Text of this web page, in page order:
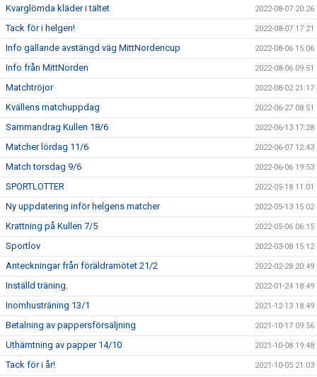
Kvarglömda kläder i tältet 2022-08-07 20:26
Tack för i helgen! 2022-08-07 17:21
Info gällande avstängd väg MittNordencup 2022-08-06 15:06
Info från MittNorden 2022-08-06 09:51
Matchtröjor 2022-08-02 21:17
Kvällens matchuppdag 2022-06-27 08:51
Sammandrag Kullen 18/6 2022-06-13 17:28
Matcher lördag 11/6 2022-06-07 12:43
Match torsdag 9/6 2022-06-06 19:53
SPORTLOTTER 2022-05-18 11:01
Ny uppdatering inför helgens matcher 2022-05-13 15:02
Krattning på Kullen 7/5 2022-05-06 06:15
Sportlov 2022-03-08 15:12
Anteckningar från föräldramötet 21/2 2022-02-28 20:49
Inställd träning. 2022-01-24 18:49
Inomhusträning 13/1 2021-12-13 18:49
Betalning av pappersförsäljning 2021-10-17 09:56
Uthämtning av papper 14/10 2021-10-08 19:48
Tack för i år! 2021-10-05 21:03